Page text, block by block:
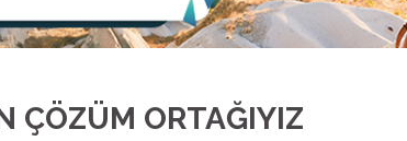
ÇÖZÜM ORTAĞIYIZ